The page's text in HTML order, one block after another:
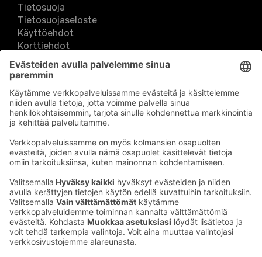
Tietosuoja
Tietosuojaseloste
Käyttöehdot
Korttiehdot
Kampanja-, arvonta ja kilpailurekisteri
S-Business-mobiilisovelluksen käyttöehdot
Toimittajarekisteri
Pakoteseurannan rekisteri
Muuta evästeasetuksia & evästeinformaatio